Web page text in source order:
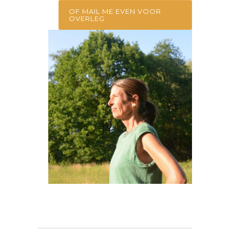
OF MAIL ME EVEN VOOR
OVERLEG